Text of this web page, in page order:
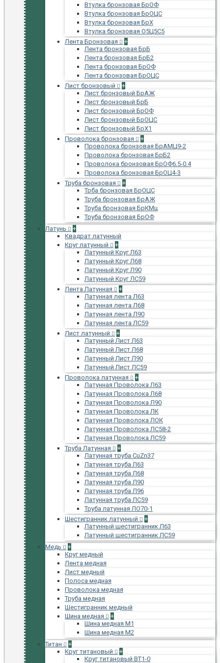
Втулка бронзовая БрОФ
Втулка бронзовая БрОЦС
Втулка бронзовая БрХ
Втулка бронзовая О5Ц5С5
Лента Бронзовая
+
Лента бронзовая БрБ
Лента бронзовая БрБ2
Лента бронзовая БрОФ
Лента бронзовая БрОЦС
Лист бронзовый
+
Лист бронзовый БрАЖ
Лист бронзовый БрБ
Лист бронзовый БрОФ
Лист бронзовый БрОЦС
Лист бронзовый БрХ1
Проволока бронзовая
+
Проволока бронзовая БрАМЦ9-2
Проволока бронзовая БрБ2
Проволока бронзовая БрОФ6.5-0.4
Проволока бронзовая БрОЦ4-3
Труба бронзовая
+
Трба бронзовая БрОЦС
Труба бронзовая БрАЖ
Труба бронзовая БрКМц
Труба бронзовая БрОФ
Латунь
+
Квадрат латунный
Круг латунный
+
Латунный Круг Л63
Латунный Круг Л68
Латунный Круг Л90
Латунный Круг ЛС59
Лента Латунная
+
Латунная лента Л63
Латунная лента Л68
Латунная лента Л90
Латунная лента ЛС59
Лист латунный
+
Латунный Лист Л63
Латунный Лист Л68
Латунный Лист Л90
Латунный Лист ЛС59
Проволока латунная
+
Латунная Проволока Л63
Латунная Проволока Л68
Латунная Проволока Л90
Латунная Проволока ЛК
Латунная Проволока ЛОК
Латунная Проволока ЛС58-2
Латунная Проволока ЛС59
Труба Латунная
+
Латунная труба CuZn37
Латунная труба Л63
Латунная труба Л68
Латунная труба Л90
Латунная труба Л96
Латунная труба ЛС59
Труба латунная ЛО70-1
Шестигранник латунный
+
Латунный шестигранник Л63
Латунный шестигранник ЛС59
Медь
+
Круг медный
Лента медная
Лист медный
Полоса медная
Проволока медная
Труба медная
Шестигранник медный
Шина медная
+
Шина медная М1
Шина медная М2
Титан
+
Круг титановый
+
Круг титановый ВТ1-0